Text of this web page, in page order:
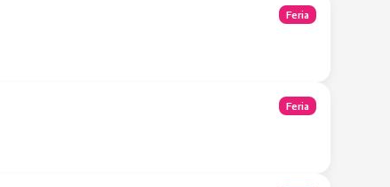
Feria
Feria